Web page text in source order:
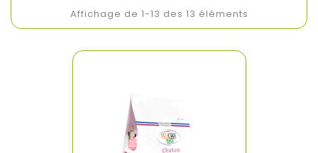
Affichage de 1-13 des 13 éléments